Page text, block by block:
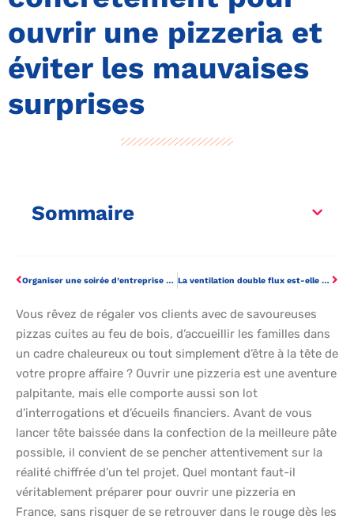
ouvrir une pizzeria et
éviter les mauvaises
surprises
Sommaire
Organiser une soirée d’entreprise originale pour renforcer la cohésion et marquer les esprits La ventilation double flux est-elle un bon investissement pour les bâtiments pros ?
Vous rêvez de régaler vos clients avec de savoureuses
pizzas cuites au feu de bois, d’accueillir les familles dans
un cadre chaleureux ou tout simplement d’être à la tête de
votre propre affaire ? Ouvrir une pizzeria est une aventure
palpitante, mais elle comporte aussi son lot
d’interrogations et d’écueils financiers. Avant de vous
lancer tête baissée dans la confection de la meilleure pâte
possible, il convient de se pencher attentivement sur la
réalité chiffrée d’un tel projet. Quel montant faut-il
véritablement préparer pour ouvrir une pizzeria en
France, sans risquer de se retrouver dans le rouge dès les